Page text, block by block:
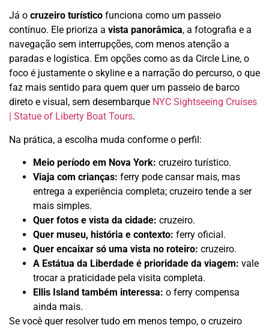
Já o cruzeiro turístico funciona como um passeio
contínuo. Ele prioriza a vista panorâmica, a fotografia e a
navegação sem interrupções, com menos atenção a
paradas e logística. Em opções como as da Circle Line, o
foco é justamente o skyline e a narração do percurso, o que
faz mais sentido para quem quer um passeio de barco
direto e visual, sem desembarque NYC Sightseeing Cruises
| Statue of Liberty Boat Tours.
Na prática, a escolha muda conforme o perfil:
Meio período em Nova York: cruzeiro turístico.
Viaja com crianças: ferry pode cansar mais, mas
entrega a experiência completa; cruzeiro tende a ser
mais simples.
Quer fotos e vista da cidade: cruzeiro.
Quer museu, história e contexto: ferry oficial.
Quer encaixar só uma vista no roteiro: cruzeiro.
A Estátua da Liberdade é prioridade da viagem: vale
trocar a praticidade pela visita completa.
Ellis Island também interessa: o ferry compensa
ainda mais.
Se você quer resolver tudo em menos tempo, o cruzeiro